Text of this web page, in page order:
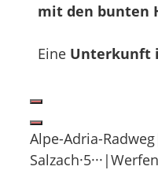
mit den bunten
Eine Unterkunft
Alpe-Adria-